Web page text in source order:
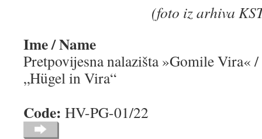
(foto iz arhiva
Ime / Name
Pretpovijesna nalazišta »Gomile Vira«
„Hügel in Vira“
Code: HV-PG-